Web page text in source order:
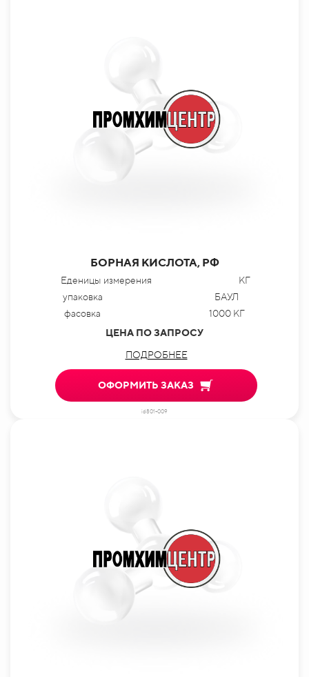
БОРНАЯ КИСЛОТА, РФ
Еденицы измерения
КГ
упаковка
БАУЛ
фасовка
1000 КГ
ЦЕНА ПО ЗАПРОСУ
ПОДРОБНЕЕ
ОФОРМИТЬ ЗАКАЗ
id801-009